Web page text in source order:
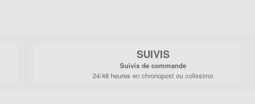
SUIVIS
Suivis de commande
24/48 heures en chronopost ou colissimo